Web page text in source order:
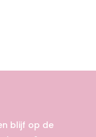
blijf op de